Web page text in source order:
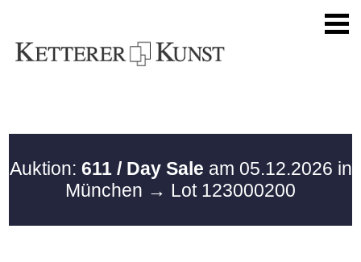
Auktion: 611 / Day Sale am 05.12.2026 in
München → Lot 123000200